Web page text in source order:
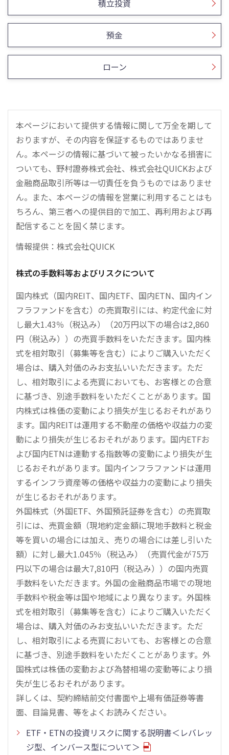
積立投資
預金
ローン
本ページにおいて提供する情報に関して万全を期して
おりますが、その内容を保証するものではありませ
ん。本ページの情報に基づいて被ったいかなる損害に
ついても、野村證券株式会社、株式会社QUICKおよび
金融商品取引所等は一切責任を負うものではありませ
ん。また、本ページの情報を営業に利用することはも
ちろん、第三者への提供目的で加工、再利用および再
配信することを固く禁じます。
情報提供：株式会社QUICK
株式の手数料等およびリスクについて
国内株式（国内REIT、国内ETF、国内ETN、国内イン
フラファンドを含む）の売買取引には、約定代金に対
し最大1.43％（税込み）（20万円以下の場合は2,860
円（税込み））の売買手数料をいただきます。国内株
式を相対取引（募集等を含む）によりご購入いただく
場合は、購入対価のみお支払いいただきます。ただ
し、相対取引による売買においても、お客様との合意
に基づき、別途手数料をいただくことがあります。国
内株式は株価の変動により損失が生じるおそれがあり
ます。国内REITは運用する不動産の価格や収益力の変
動により損失が生じるおそれがあります。国内ETFお
よび国内ETNは連動する指数等の変動により損失が生
じるおそれがあります。国内インフラファンドは運用
するインフラ資産等の価格や収益力の変動により損失
が生じるおそれがあります。
外国株式（外国ETF、外国預託証券を含む）の売買取
引には、売買金額（現地約定金額に現地手数料と税金
等を買いの場合には加え、売りの場合には差し引いた
額）に対し最大1.045％（税込み）（売買代金が75万
円以下の場合は最大7,810円（税込み））の国内売買
手数料をいただきます。外国の金融商品市場での現地
手数料や税金等は国や地域により異なります。外国株
式を相対取引（募集等を含む）によりご購入いただく
場合は、購入対価のみお支払いいただきます。ただ
し、相対取引による売買においても、お客様との合意
に基づき、別途手数料をいただくことがあります。外
国株式は株価の変動および為替相場の変動等により損
失が生じるおそれがあります。
詳しくは、契約締結前交付書面や上場有価証券等書
面、目論見書、等をよくお読みください。
ETF・ETNの投資リスクに関する説明書＜レバレッ
ジ型、インバース型について＞